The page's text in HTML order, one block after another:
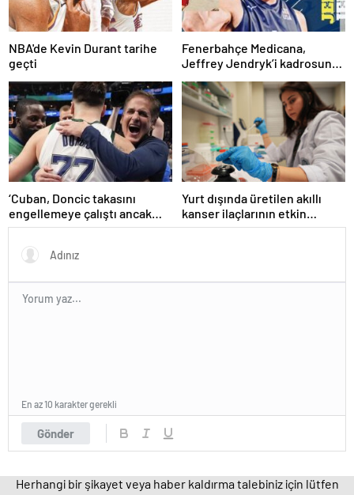
NBA'de Kevin Durant tarihe
geçti
Fenerbahçe Medicana,
Jeffrey Jendryk’i kadrosuna
‘Cuban, Doncic takasını
engellemeye çalıştı ancak
geç kaldı’ iddiası! NBA
Yurt dışında üretilen akıllı
kanser ilaçlarının etkin
maddesi yerli imkanlarla
Gönder
En az 10 karakter gerekli
Herhangi bir şikayet veya haber kaldırma talebiniz için lütfen